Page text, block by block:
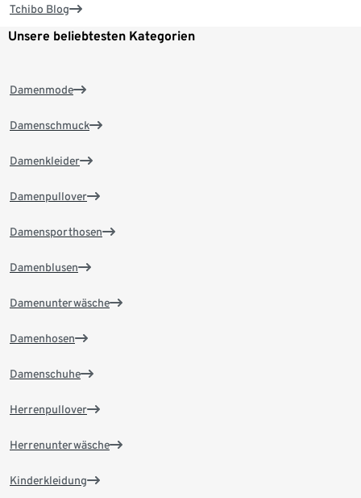
Tchibo Blog
Unsere beliebtesten Kategorien
Damenmode
Damenschmuck
Damenkleider
Damenpullover
Damensporthosen
Damenblusen
Damenunterwäsche
Damenhosen
Damenschuhe
Herrenpullover
Herrenunterwäsche
Kinderkleidung